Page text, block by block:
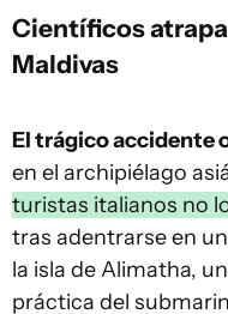
Científicos
Maldivas
El trágico accidente
en el archipiélago
turistas italianos no
tras adentrarse en
la isla de Alimatha,
práctica del